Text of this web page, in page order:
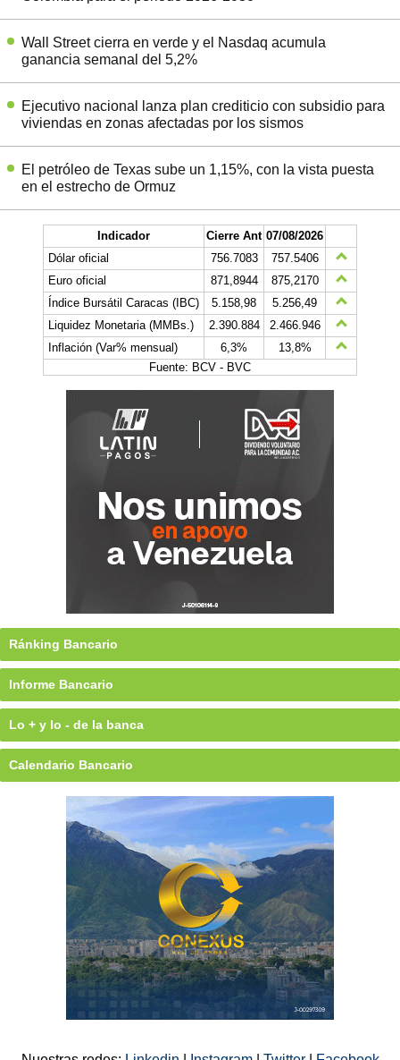
Wall Street cierra en verde y el Nasdaq acumula
ganancia semanal del 5,2%
Ejecutivo nacional lanza plan crediticio con subsidio para
viviendas en zonas afectadas por los sismos
El petróleo de Texas sube un 1,15%, con la vista puesta
en el estrecho de Ormuz
Indicador Cierre Ant 07/08/2026
Dólar oficial
756.7083
757.5406
Euro oficial
871,8944
875,2170
Índice Bursátil Caracas (IBC)
5.158,98
5.256,49
Liquidez Monetaria (MMBs.)
2.390.884
2.466.946
Inflación (Var% mensual)
6,3%
13,8%
Fuente: BCV - BVC
Ránking Bancario
Informe Bancario
Lo + y lo - de la banca
Calendario Bancario